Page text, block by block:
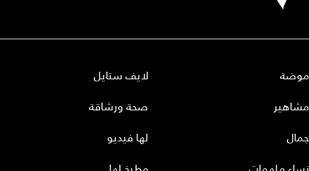
موضة
مشاهير
جمال
لايف ستايل
صحة ورشاقة
لها فيديو